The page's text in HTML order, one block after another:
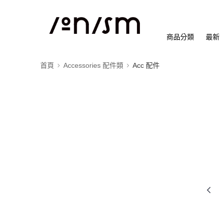
商品分類 最
首頁 Accessories 配件類 Acc 配件